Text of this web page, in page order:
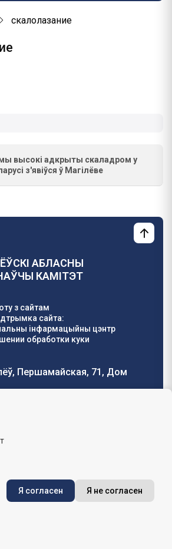
скалолазание
высокі адкрыты скаладром у
з'явіўся ў Магілёве
АБЛАСНЫ
КАМІТЭТ
з сайтам
сайта:
інфармацыйны цэнтр
обработки куки
Першамайская, 71, Дом
сб-н: выхадны,
13:00 - 14:00
ў Дзяржаўным рэгістры
рэсурсаў Рэспублікі Беларусь. №
Я согласен Я не согласен